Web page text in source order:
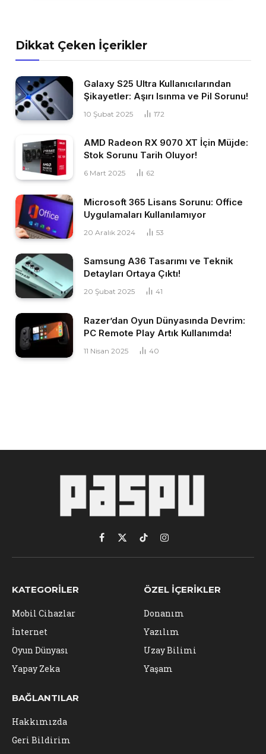
Dikkat Çeken İçerikler
Galaxy S25 Ultra Kullanıcılarından
Şikayetler: Aşırı Isınma ve Pil Sorunu!
10 Şubat 2025 172
AMD Radeon RX 9070 XT İçin Müjde:
Stok Sorunu Tarih Oluyor!
6 Mart 2025 62
Microsoft 365 Lisans Sorunu: Office
Uygulamaları Kullanılamıyor
20 Aralık 2024 53
Samsung A36 Tasarımı ve Teknik
Detayları Ortaya Çıktı!
20 Şubat 2025 41
Razer’dan Oyun Dünyasında Devrim:
PC Remote Play Artık Kullanımda!
11 Nisan 2025 40
Facebook
X
(Twitter)
TikTokInstagram
KATEGORILER
Mobil Cihazlar
İnternet
Oyun Dünyası
Yapay Zeka
ÖZEL İÇERIKLER
Donanım
Yazılım
Uzay Bilimi
Yaşam
BAĞLANTILAR
Hakkımızda
Geri Bildirim